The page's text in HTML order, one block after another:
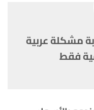
مشكلة عربية
فقط